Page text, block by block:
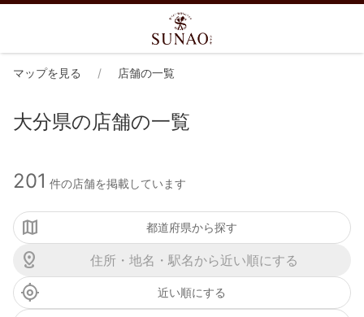
マップを見る 店舗の一覧
大分県の店舗の一覧
201 件の店舗を掲載しています
都道府県から探す
近い順にする